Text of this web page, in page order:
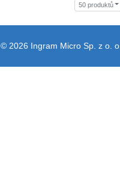
50 produktů
© 2026 Ingram Micro Sp. z o. o.